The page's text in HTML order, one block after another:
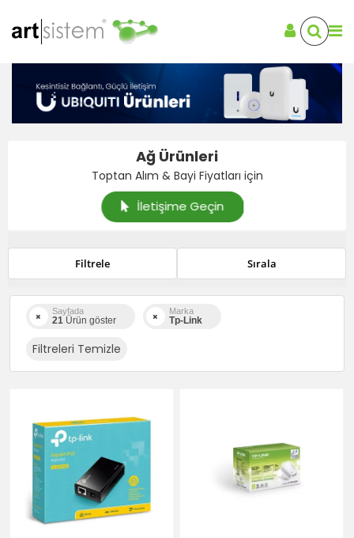
Ağ Ürünleri
Toptan Alım & Bayi Fiyatları için
İletişime Geçin
Filtrele Sırala
Sayfada
21 Ürün göster
Marka
Tp-Link
Filtreleri Temizle